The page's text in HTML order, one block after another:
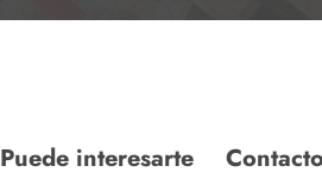
Puede interesarte Contacto